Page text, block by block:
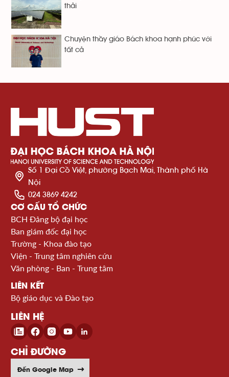
thải
Chuyện thầy giáo Bách khoa hạnh phúc với
tất cả
Số 1 Đại Cồ Việt, phường Bạch Mai, Thành phố Hà
Nội
024 3869 4242
CƠ CẤU TỔ CHỨC
BCH Đảng bộ đại học
Ban giám đốc đại học
Trường - Khoa đào tạo
Viện - Trung tâm nghiên cứu
Văn phòng - Ban - Trung tâm
LIÊN KẾT
Bộ giáo dục và Đào tạo
LIÊN HỆ
CHỈ ĐƯỜNG
Đến Google Map